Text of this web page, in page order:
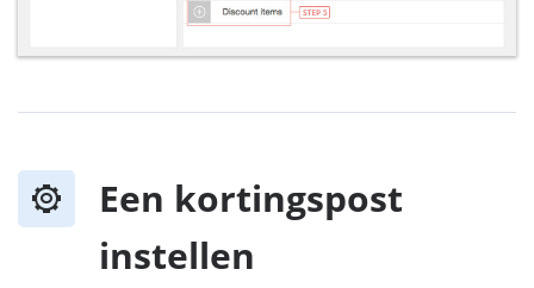
Een kortingspost
instellen